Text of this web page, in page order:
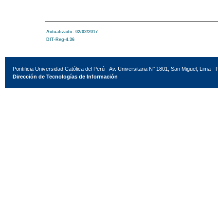
Actualizado: 02/02/2017
DIT-Reg-4.36
Pontificia Universidad Católica del Perú - Av. Universitaria N° 1801, San Miguel, Lima -
Dirección de Tecnologías de Información